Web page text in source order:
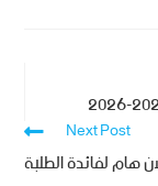
Next Post
هام لفائدة الطلبة